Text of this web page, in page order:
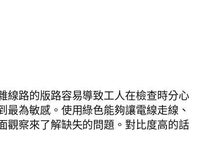
線路的版路容易導致工人在檢查時分心
為敏感。使用綠色能夠讓電線走線、
觀察來了解缺失的問題。對比度高的話